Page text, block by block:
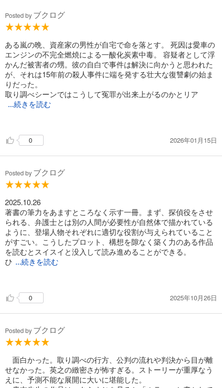
事件の日の彼のアリバイを調べることとなる。
英之には恋人がいた。が、離れたコンビニの女の子にご執心だ
それにしても，不自然。
当日もそのコンビニに来ていた。そのあと恋人のアパートに行
ったと言うが？
って話ですが
まぁまぁ分厚いけど、すぐに読めました！！面白すぎて！
マジで最初の方の取り調べシーンはしんどい。
思う。まだ令和の時代にもこんな洗脳のような取り調べってあ
るんかな？
そう言う意味で言うと、マジで現代のホラーです
冤罪の「冤」は、うさぎが囲われてる。
その兎が薄氷を駆ける。兎を追う猟犬たち。
重みに耐えかねて薄氷が割れて落ちるのは、兎なのか、重い猟
犬なのか？
って題名の意味がなかなかシビれる！！
Posted by ブクログ
ある嵐の晩、資産家の男性が自宅で命を落とす。 死因は愛車の
エンジンの不完全燃焼による一酸化炭素中毒。 容疑者として浮
かんだ被害者の甥。彼の自白で事件は解決に向かうと思われた
が、それは15年前の殺人事件に端を発する壮大な復讐劇の始ま
りだった。
取り調べシーンではこうして冤罪が出来上がるのかとリア
...続きを読む
だろうけど、読んでいて痛快で法廷の行方が気になりどんどん
読み進めました。貴志祐介さん、久しぶりだったけど、やはり
0 2026年01月15日
Posted by ブクログ
2025.10.26
著書の筆力をあますところなく示す一冊。まず、探偵役をさせ
られる、弁護士とは別の人間が必要性が自然体で描かれている
ように、登場人物それぞれに適切な役割が与えられていること
がすごい。こうしたプロット、構想を隙なく築く力のある作品
を読むとスイスイと没入して読み進めることができる。
ひ ...続きを読む
のかあと残念な気持ちにさせられた。
0 2025年10月26日
Posted by ブクログ
面白かった。取り調べの行方、公判の流れや判決から目が離
せなかった。英之の緻密さが怖すぎる。ストーリーが重厚なう
えに、予測不能な展開に大いに堪能した。